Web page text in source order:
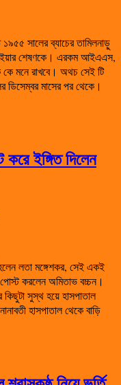
সালের ব্যাচের তামিলনাড়ু
শেষণকে। এরকম আইএএস,
মনে রাখবে। অথচ সেই টি
ডিসেম্বর মাসের পর থেকে।
ইঙ্গিত দিলেন
লতা মঙ্গেশকর, সেই একই
পোস্ট করলেন অমিতাভ বচ্চন।
কিছুটা সুস্থ হয়ে হাসপাতাল
হাসপাতাল থেকে বাড়ি